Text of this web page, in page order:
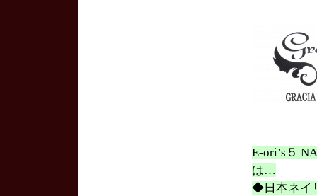
E-ori’s５
は…
◆日本ネイ